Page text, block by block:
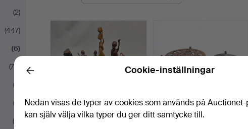
(2)
(447)
(6)
(78)
(2)
(2)
(6)
Back Cookie-inställningar
Nedan visas de typer av cookies som används på
kan själv välja vilka typer du ger ditt samtycke till.